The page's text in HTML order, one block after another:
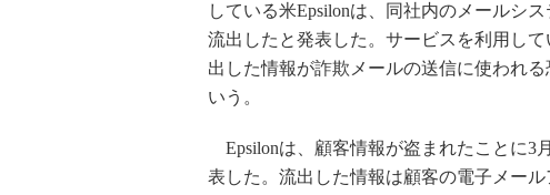
している米Epsilonは、同社内のメールシ
流出したと発表した。サービスを利用して
出した情報が詐欺メールの送信に使われ
いう。
Epsilonは、顧客情報が盗まれたことに3
表した。流出した情報は顧客の電子メー